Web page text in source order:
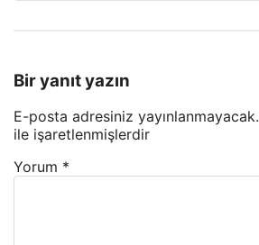
Bir yanıt yazın
E-posta adresiniz yayınlanmayacak.
ile işaretlenmişlerdir
Yorum *